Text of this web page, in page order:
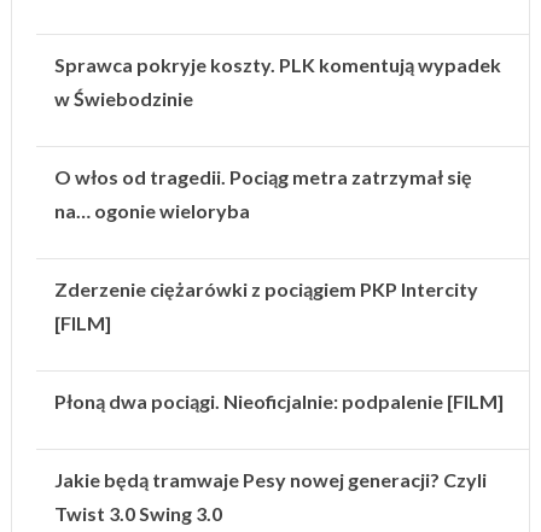
Sprawca pokryje koszty. PLK komentują wypadek
w Świebodzinie
O włos od tragedii. Pociąg metra zatrzymał się
na… ogonie wieloryba
Zderzenie ciężarówki z pociągiem PKP Intercity
[FILM]
Płoną dwa pociągi. Nieoficjalnie: podpalenie [FILM]
Jakie będą tramwaje Pesy nowej generacji? Czyli
Twist 3.0 Swing 3.0